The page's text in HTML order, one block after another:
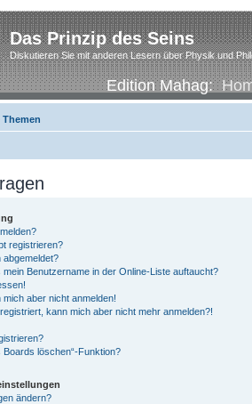
Das Prinzip des Seins
Diskutieren Sie mit anderen Lesern über Physik und
Edition Mahag:
registrieren?
abgemeldet?
Benutzername in der Online-Liste auftaucht?
aber nicht anmelden!
kann mich aber nicht mehr anmelden?!
Boards löschen“-Funktion?
ändern?